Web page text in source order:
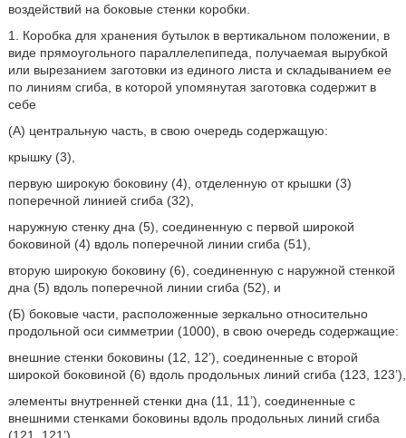
воздействий на боковые стенки коробки.
1. Коробка для хранения бутылок в вертикальном положении, в
виде прямоугольного параллелепипеда, получаемая вырубкой
или вырезанием заготовки из единого листа и складыванием ее
по линиям сгиба, в которой упомянутая заготовка содержит в
себе
(А) центральную часть, в свою очередь содержащую:
крышку (3),
первую широкую боковину (4), отделенную от крышки (3)
поперечной линией сгиба (32),
наружную стенку дна (5), соединенную с первой широкой
боковиной (4) вдоль поперечной линии сгиба (51),
вторую широкую боковину (6), соединенную с наружной стенкой
дна (5) вдоль поперечной линии сгиба (52), и
(Б) боковые части, расположенные зеркально относительно
продольной оси симметрии (1000), в свою очередь содержащие:
внешние стенки боковины (12, 12’), соединенные с второй
широкой боковиной (6) вдоль продольных линий сгиба (123, 123’),
элементы внутренней стенки дна (11, 11’), соединенные с
внешними стенками боковины вдоль продольных линий сгиба
(121, 121’),